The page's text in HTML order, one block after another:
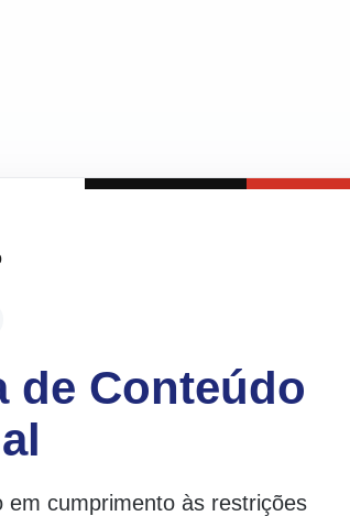
de Conteúdo
cumprimento às restrições